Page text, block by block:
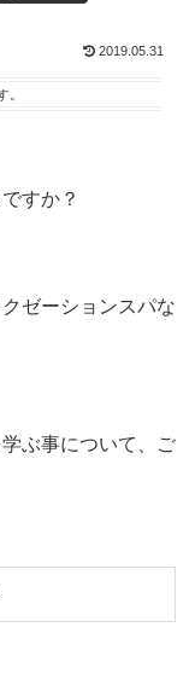
2019.05.31
。
すか？
ゼーションスパな
ぶ事について、ご